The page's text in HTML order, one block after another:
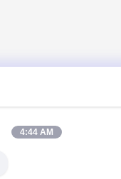
4:44 AM